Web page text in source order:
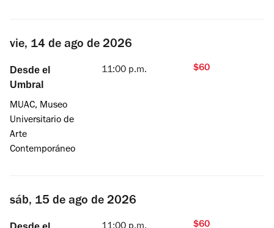
vie, 14 de ago de 2026
Desde el
Umbral
MUAC, Museo
Universitario de
Arte
Contemporáneo
11:00 p.m. $60
sáb, 15 de ago de 2026
$60